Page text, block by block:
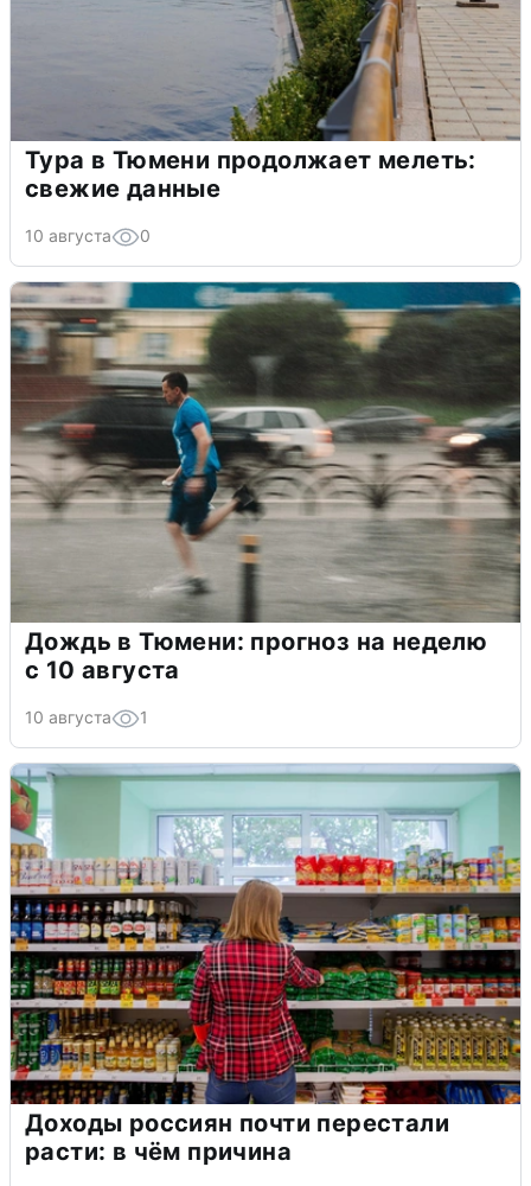
Тура в Тюмени продолжает мелеть:
свежие данные
10 августа 0
Дождь в Тюмени: прогноз на неделю
с 10 августа
10 августа 1
Доходы россиян почти перестали
расти: в чём причина